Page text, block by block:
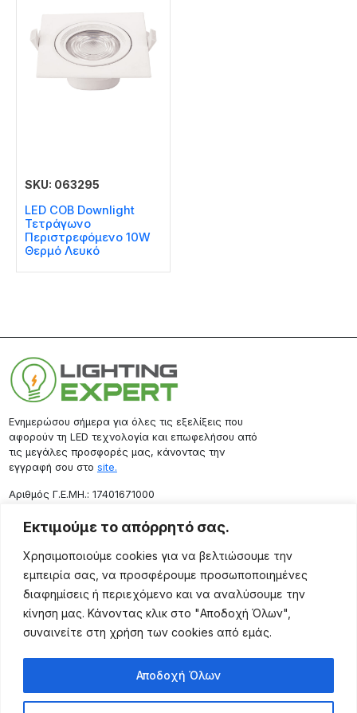
Εκτιμούμε το απόρρητό σας.
Χρησιμοποιούμε cookies για να βελτιώσουμε την
εμπειρία σας, να προσφέρουμε προσωποποιημένες
διαφημίσεις ή περιεχόμενο και να αναλύσουμε την
κίνηση μας. Κάνοντας κλικ στο "Αποδοχή Όλων",
συναινείτε στη χρήση των cookies από εμάς.
Αποδοχή Όλων
SKU: 063295
LED COB Downlight
Τετράγωνο
Περιστρεφόμενο 10W
Θερμό Λευκό
Ενημερώσου σήμερα για όλες τις εξελίξεις που
αφορούν τη LED τεχνολογία και επωφελήσου από
τις μεγάλες προσφορές μας, κάνοντας την
εγγραφή σου στο site.
Aριθμός Γ.Ε.ΜΗ.: 17401671000
Επικοινωνία
Ρόδου 133, Αθήνα 10443
(+30) 211 725 5427
sales@lightingexpert.gr
Χρήσιμες Σελίδες
Προϊόντα